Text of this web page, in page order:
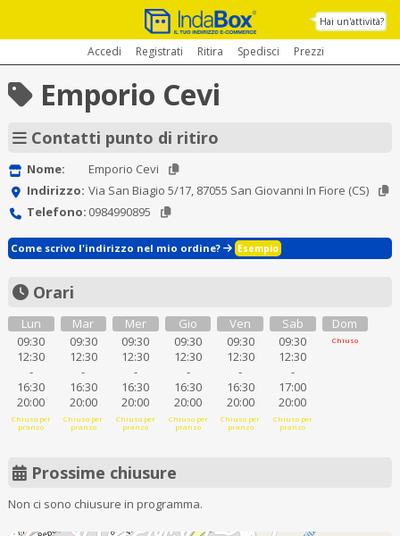
Hai un'attività?
Accedi Registrati Ritira Spedisci Prezzi
Emporio Cevi
Contatti punto di ritiro
Nome:
Emporio Cevi
Indirizzo: Via San Biagio 5/17, 87055 San Giovanni In Fiore (CS)
Telefono: 0984990895
Come scrivo l'indirizzo nel mio ordine? Esempio
Orari
Lun
09:30
12:30
-
16:30
20:00
Chiuso per
pranzo
Mar
09:30
12:30
-
16:30
20:00
Chiuso per
pranzo
Mer
09:30
12:30
-
16:30
20:00
Chiuso per
pranzo
Gio
09:30
12:30
-
16:30
20:00
Chiuso per
pranzo
Ven
09:30
12:30
-
16:30
20:00
Chiuso per
pranzo
Sab
09:30
12:30
-
17:00
20:00
Chiuso per
pranzo
Dom
Chiuso
Prossime chiusure
Non ci sono chiusure in programma.